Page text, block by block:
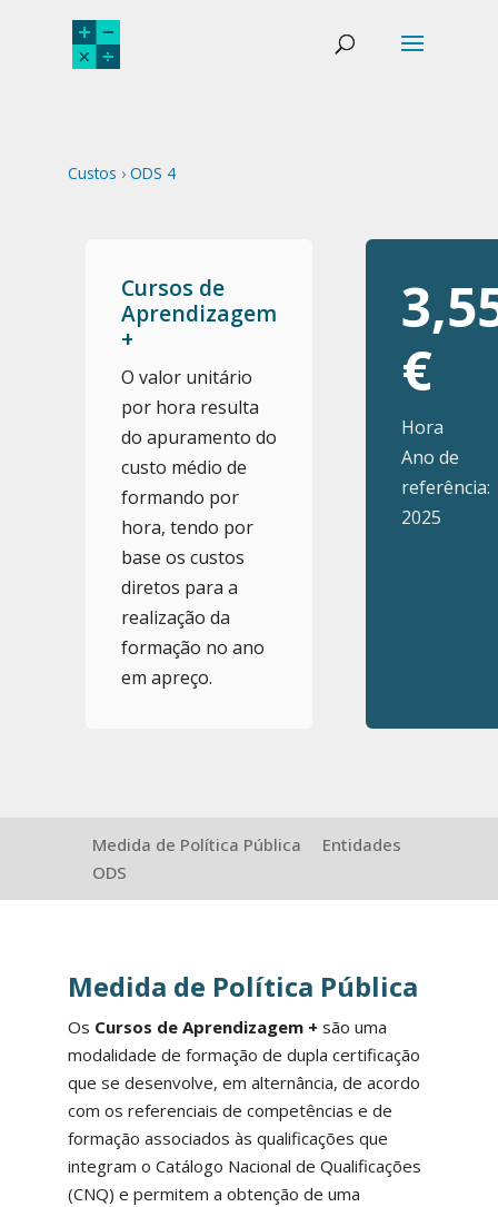
Custos › ODS 4
Cursos de
Aprendizagem
+
O valor unitário
por hora resulta
do apuramento do
custo médio de
formando por
hora, tendo por
base os custos
diretos para a
realização da
formação no ano
em apreço.
€
Hora
Ano de
referência:
2025
Medida de Política Pública
Entidades
ODS
Medida de Política Pública
Os Cursos de Aprendizagem + são uma
modalidade de formação de dupla certificação
que se desenvolve, em alternância, de acordo
com os referenciais de competências e de
formação associados às qualificações que
integram o Catálogo Nacional de Qualificações
(CNQ) e permitem a obtenção de uma